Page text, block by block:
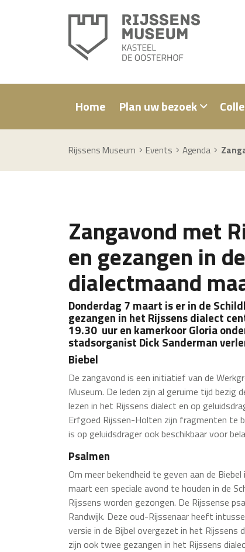
Home Plan uw bezoek
Rijssens Museum Events Agenda
Zangavond met
en gezangen in
dialectmaand
Donderdag 7 maart is er in de
gezangen in het Rijssens dialect
19.30 uur en kamerkoor Gloria
stadsorganist Dick Sanderman
Biebel
De zangavond is een initiatief van de
Museum. De leden zijn al geruime tijd bezig
lezen in het Rijssens dialect en op
Erfgoed Rijssen-Holten zijn fragmenten te
is op geluidsdrager ook beschikbaar voor
Psalmen
Om meer bekendheid te geven aan de
maart een speciale avond te houden in de
Rijssens worden gezongen. De Rijssense
Randwijk. Deze oud-Rijssenaar heeft
versie in de Bijbel overgezet in het Rijssens
zijn ook twee gezangen in het Rijssens